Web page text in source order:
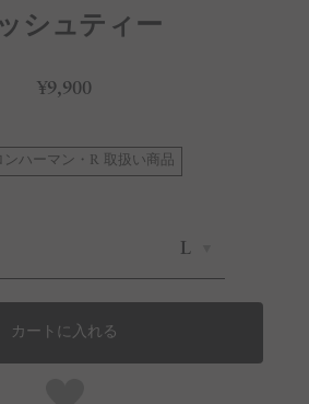
シュティー
¥9,900
ンハーマン・R 取扱い商品
L
カートに入れる